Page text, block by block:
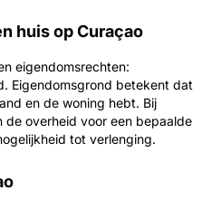
huis op Curaçao
eigendomsrechten:
Eigendomsgrond betekent dat
en de woning hebt. Bij
overheid voor een bepaalde
tot verlenging.